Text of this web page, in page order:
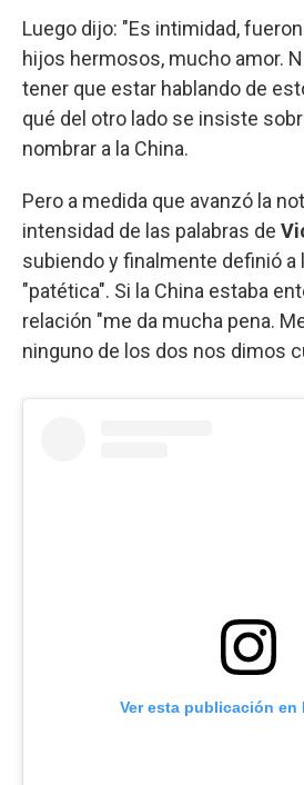
Luego dijo: "Es intimidad,
hijos hermosos, mucho amor.
tener que estar hablando de
qué del otro lado se insiste
nombrar a la China.
Pero a medida que avanzó la
intensidad de las palabras de
subiendo y finalmente definió
"patética". Si la China estaba
relación "me da mucha pena.
ninguno de los dos nos dimos
Ver esta publicación en